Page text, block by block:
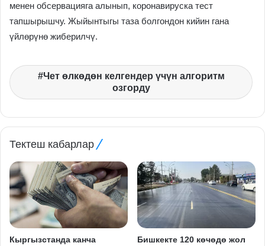
менен обсервацияга алынып, коронавируска тест
тапшырышчу. Жыйынтыгы таза болгондон кийин гана
үйлөрүнө жиберилчү.
Чет өлкөдөн келгендер үчүн алгоритм
озгорду
Тектеш кабарлар
Кыргызстанда канча
Бишкекте 120 көчөдө жол